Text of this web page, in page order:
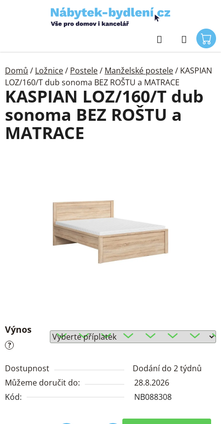
Hledat
Domů / Ložnice/ Postele/ Manželské postele/ KASPIAN
LOZ/160/T dub sonoma BEZ ROŠTU a MATRACE
Výnos
?
Dostupnost
Dodání do 2 týdnů
Můžeme doručit do:
28.8.2026
Kód:
NB088308
KASPIAN LOZ/160/T dub
sonoma BEZ ROŠTU a
MATRACE